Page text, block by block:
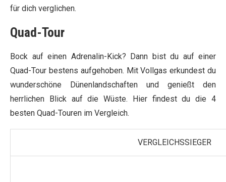
für dich verglichen.
Quad-Tour
Bock auf einen Adrenalin-Kick? Dann bist du auf einer
Quad-Tour bestens aufgehoben. Mit Vollgas erkundest du
wunderschöne Dünenlandschaften und genießt den
herrlichen Blick auf die Wüste. Hier findest du die 4
besten Quad-Touren im Vergleich.
VERGLEICHSSIEGER